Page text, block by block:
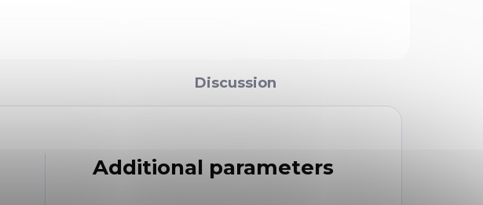
Discussion
Additional parameters